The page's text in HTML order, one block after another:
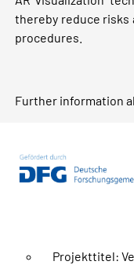
thereby reduce risks
procedures.
Further information
Projekttitel: